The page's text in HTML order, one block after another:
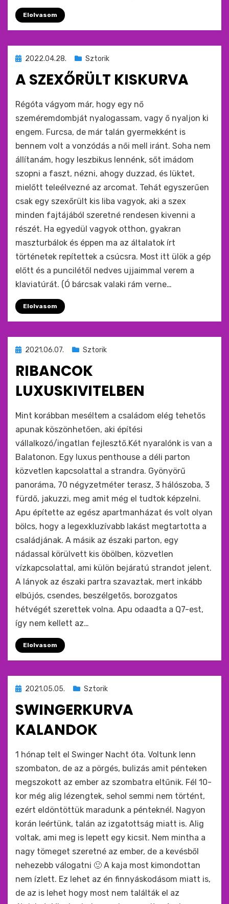
Elolvasom
Beküldve
:
2022.04.28. Sztorik
A SZEXŐRÜLT KISKURVA
bymonkey
Régóta vágyom már, hogy egy nő
szeméremdombját nyalogassam, vagy ő nyaljon ki
engem. Furcsa, de már talán gyermekként is
bennem volt a vonzódás a női mell iránt. Soha nem
állítanám, hogy leszbikus lennénk, sőt imádom
szopni a faszt, nézni, ahogy duzzad, és lüktet,
mielőtt teleélvezné az arcomat. Tehát egyszerűen
csak egy szexőrült kis liba vagyok, aki a szex
minden fajtájából szeretné rendesen kivenni a
részét. Ha egyedül vagyok otthon, gyakran
maszturbálok és éppen ma az általatok írt
történetek repítettek a csúcsra. Most itt ülök a gép
előtt és a puncilétől nedves ujjaimmal verem a
klaviatúrát. (Ó bárcsak valaki rám verne…
Elolvasom
Beküldve
2021.06.07. Sztorik
RIBANCOK
LUXUSKIVITELBEN
by monkey
Mint korábban meséltem a családom elég tehetős
apunak köszönhetően, aki építési
vállalkozó/ingatlan fejlesztő.Két nyaralónk is van a
Balatonon. Egy luxus penthouse a déli parton
közvetlen kapcsolattal a strandra. Gyönyörű
panoráma, 70 négyzetméter terasz, 3 hálószoba, 3
fürdő, jakuzzi, meg amit még el tudtok képzelni.
Apu építette az egész apartmanházat és volt olyan
bölcs, hogy a legexkluzívabb lakást megtartotta a
családjának. A másik az északi parton, egy
nádassal körülvett kis öbölben, közvetlen
vízkapcsolattal, ami külön bejáratú strandot jelent.
A lányok az északi partra szavaztak, mert inkább
elbújós, csendes, beszélgetős, borozgatos
hétvégét szerettek volna. Apu odaadta a Q7-est,
így nem kellett az…
Elolvasom
Beküldve
:
2021.05.05. Sztorik
SWINGERKURVA
KALANDOK
by monkey
1 hónap telt el Swinger Nacht óta. Voltunk lenn
szombaton, de az a pörgés, bulizás amit pénteken
megszokott az ember az szombatra eltűnik. Fél 10-
kor még alig lézengtek, sehol semmi nem történt,
ezért eldöntöttük maradunk a pénteknél. Nagyon
korán leértünk, talán az izgatottság miatt is. Alig
voltak, ami meg is lepett egy kicsit. Nem mintha a
nagy tömeget szeretné az ember, de a kevésből
nehezebb válogatni 🙂 A kaja most kimondottan
nem ízlett. Ez lehet az én finnyáskodásom miatt is,
de az is lehet hogy most nem találták el az